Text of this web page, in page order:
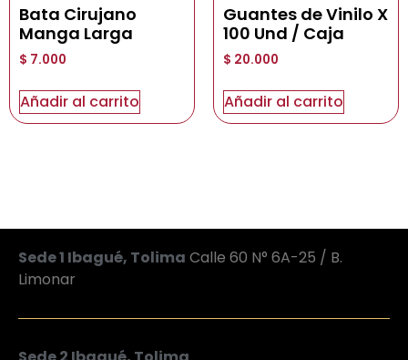
Bata Cirujano
Manga Larga
$ 7.000
Añadir al carrito
Guantes de Vinilo X
100 Und / Caja
$ 20.000
Añadir al carrito
Sede 1 Ibagué, Tolima Calle 60 N° 6A-25 / B.
Limonar